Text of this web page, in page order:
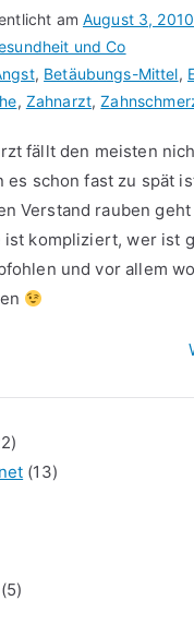
am August 3, 2010
und Co
, Betäubungs-Mittel,
, Zahnarzt,
fällt den meisten
es schon fast zu spät
Verstand rauben
ist kompliziert, wer ist
und vor allem
(13)